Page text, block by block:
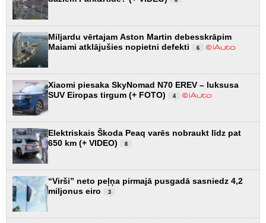
Miljardu vērtajam Aston Martin debesskrāpim
Maiami atklājušies nopietni defekti
6
Xiaomi piesaka SkyNomad N70 EREV – luksusa
SUV Eiropas tirgum (+ FOTO)
4
Elektriskais Škoda Peaq varēs nobraukt līdz pat
650 km (+ VIDEO)
8
“Virši” neto peļņa pirmajā pusgadā sasniedz 4,2
miljonus eiro
3